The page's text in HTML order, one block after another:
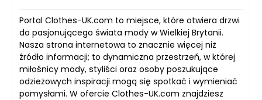
Portal Clothes-UK.com to miejsce, które otwiera drzwi
do pasjonującego świata mody w Wielkiej Brytanii.
Nasza strona internetowa to znacznie więcej niż
źródło informacji; to dynamiczna przestrzeń, w której
miłośnicy mody, styliści oraz osoby poszukujące
odzieżowych inspiracji mogą się spotkać i wymieniać
pomysłami. W ofercie Clothes-UK.com znajdziesz